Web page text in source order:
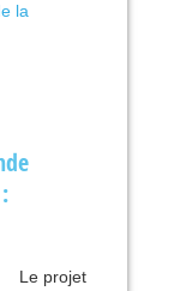
la
Le projet